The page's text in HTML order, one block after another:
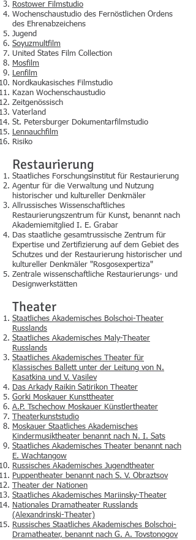
Rostower Filmstudio
Wochenschaustudio des Fernöstlichen Ordens
des Ehrenabzeichens
Jugend
Soyuzmultfilm
United States Film Collection
Mosfilm
Lenfilm
Nordkaukasisches Filmstudio
Kazan Wochenschaustudio
Zeitgenössisch
Vaterland
St. Petersburger Dokumentarfilmstudio
Lennauchfilm
Risiko
Restaurierung
Staatliches Forschungsinstitut für Restaurierung
Agentur für die Verwaltung und Nutzung
historischer und kultureller Denkmäler
Allrussisches Wissenschaftliches
Restaurierungszentrum für Kunst, benannt nach
Akademiemitglied I. E. Grabar
Das staatliche gesamtrussische Zentrum für
Expertise und Zertifizierung auf dem Gebiet des
Schutzes und der Restaurierung historischer und
kultureller Denkmäler "Rosgosexpertiza"
Zentrale wissenschaftliche Restaurierungs- und
Designwerkstätten
Theater
Staatliches Akademisches Bolschoi-Theater
Russlands
Staatliches Akademisches Maly-Theater
Russlands
Staatliches Akademisches Theater für
Klassisches Ballett unter der Leitung von N.
Kasatkina und V. Vasilev
Das Arkady Raikin Satirikon Theater
Gorki Moskauer Kunsttheater
A.P. Tschechow Moskauer Künstlertheater
Theaterkunststudio
Moskauer Staatliches Akademisches
Kindermusiktheater benannt nach N. I. Sats
Staatliches Akademisches Theater benannt nach
E. Wachtangow
Russisches Akademisches Jugendtheater
Puppentheater benannt nach S. V. Obraztsov
Theater der Nationen
Staatliches Akademisches Mariinsky-Theater
Nationales Dramatheater Russlands
(Alexandrinski-Theater)
Russisches Staatliches Akademisches Bolschoi-
Dramatheater, benannt nach G. A. Tovstonogov